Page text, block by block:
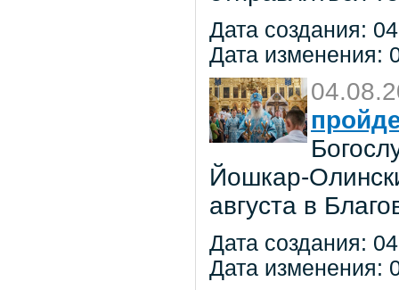
Дата создания:
Дата изменения:
Йошкар-
августа в
Дата создания:
Дата изменения: